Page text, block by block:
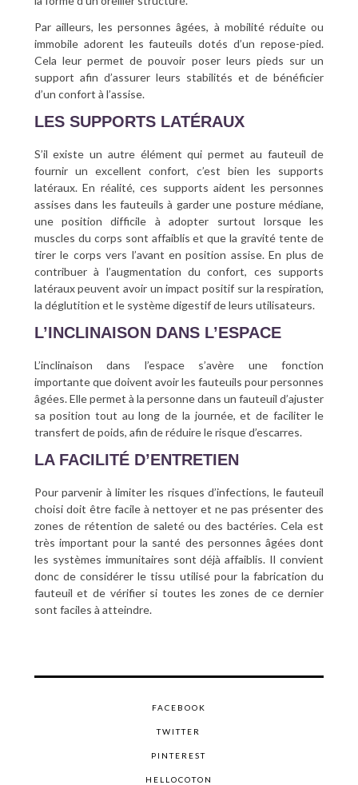
Par ailleurs, les personnes âgées, à mobilité réduite ou
immobile adorent les fauteuils dotés d’un repose-pied.
Cela leur permet de pouvoir poser leurs pieds sur un
support afin d’assurer leurs stabilités et de bénéficier
d’un confort à l’assise.
LES SUPPORTS LATÉRAUX
S’il existe un autre élément qui permet au fauteuil de
fournir un excellent confort, c’est bien les supports
latéraux. En réalité, ces supports aident les personnes
assises dans les fauteuils à garder une posture médiane,
une position difficile à adopter surtout lorsque les
muscles du corps sont affaiblis et que la gravité tente de
tirer le corps vers l’avant en position assise. En plus de
contribuer à l’augmentation du confort, ces supports
latéraux peuvent avoir un impact positif sur la respiration,
la déglutition et le système digestif de leurs utilisateurs.
L’INCLINAISON DANS L’ESPACE
L’inclinaison dans l’espace s’avère une fonction
importante que doivent avoir les fauteuils pour personnes
âgées. Elle permet à la personne dans un fauteuil d’ajuster
sa position tout au long de la journée, et de faciliter le
transfert de poids, afin de réduire le risque d’escarres.
LA FACILITÉ D’ENTRETIEN
Pour parvenir à limiter les risques d’infections, le fauteuil
choisi doit être facile à nettoyer et ne pas présenter des
zones de rétention de saleté ou des bactéries. Cela est
très important pour la santé des personnes âgées dont
les systèmes immunitaires sont déjà affaiblis. Il convient
donc de considérer le tissu utilisé pour la fabrication du
fauteuil et de vérifier si toutes les zones de ce dernier
sont faciles à atteindre.
FACEBOOK
TWITTER
PINTEREST
HELLOCOTON